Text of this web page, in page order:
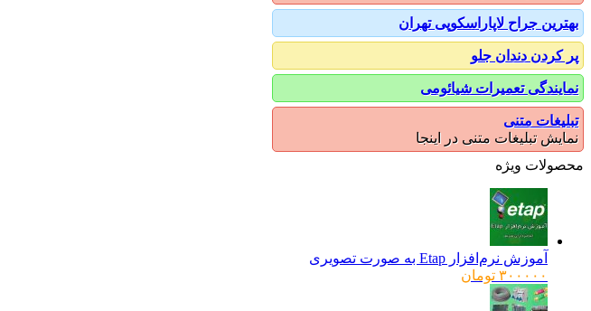
بهترین جراح لاپاراسکوپی تهران
پر کردن دندان جلو
نمایندگی تعمیرات شیائومی
تبلیغات متنی
نمایش تبلیغات متنی در اینجا
محصولات ویژه
آموزش نرم‌افزار Etap به صورت تصویری
۳۰۰۰۰۰ تومان